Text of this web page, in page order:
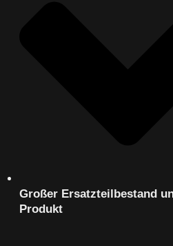
Großer Ersatzteilbestand
Produkt